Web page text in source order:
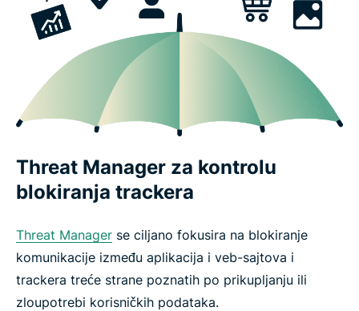
Threat Manager za kontrolu
blokiranja trackera
Threat Manager se ciljano fokusira na blokiranje
komunikacije između aplikacija i veb-sajtova i
trackera treće strane poznatih po prikupljanju ili
zloupotrebi korisničkih podataka.